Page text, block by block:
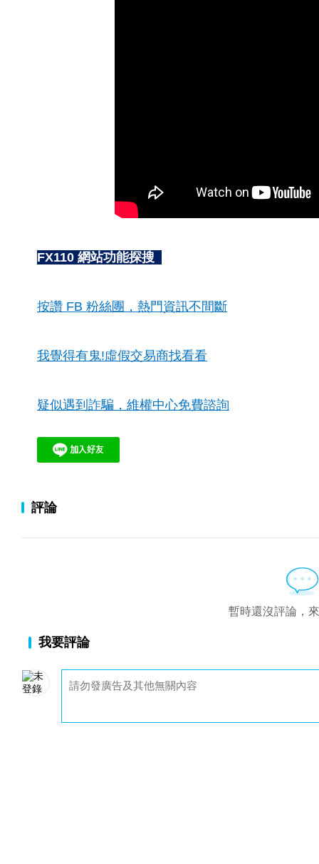
FX110 網站功能探搜
按讚 FB 粉絲團，熱門資訊不間斷
我覺得有鬼!虛假交易商找看看
疑似遇到詐騙，維權中心免費諮詢
評論
暫時還沒評論，
我要評論